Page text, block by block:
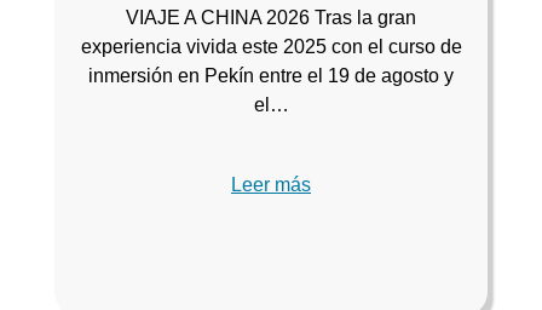
VIAJE A CHINA 2026 Tras la gran
experiencia vivida este 2025 con el curso de
inmersión en Pekín entre el 19 de agosto y
el…
Leer más